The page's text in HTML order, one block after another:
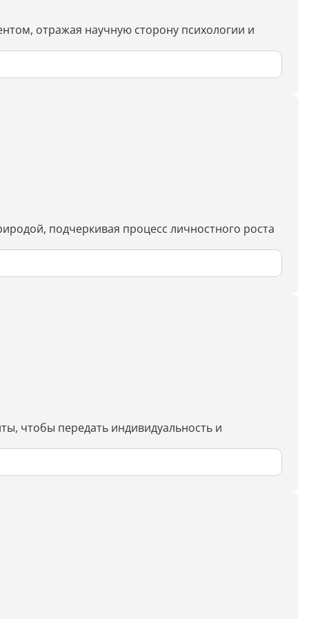
отражая научную сторону психологии и
подчеркивая процесс личностного роста
чтобы передать индивидуальность и